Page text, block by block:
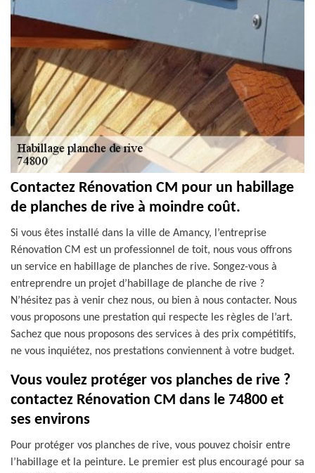
Contactez Rénovation CM pour un habillage
de planches de rive à moindre coût.
Si vous êtes installé dans la ville de Amancy, l’entreprise
Rénovation CM est un professionnel de toit, nous vous offrons
un service en habillage de planches de rive. Songez-vous à
entreprendre un projet d’habillage de planche de rive ?
N’hésitez pas à venir chez nous, ou bien à nous contacter. Nous
vous proposons une prestation qui respecte les règles de l’art.
Sachez que nous proposons des services à des prix compétitifs,
ne vous inquiétez, nos prestations conviennent à votre budget.
Vous voulez protéger vos planches de rive ?
contactez Rénovation CM dans le 74800 et
ses environs
Pour protéger vos planches de rive, vous pouvez choisir entre
l’habillage et la peinture. Le premier est plus encouragé pour sa